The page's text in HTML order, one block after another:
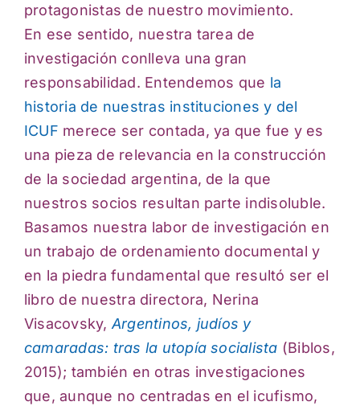
protagonistas de nuestro movimiento.
En ese sentido, nuestra tarea de
investigación conlleva una gran
responsabilidad. Entendemos que la
historia de nuestras instituciones y del
ICUF merece ser contada, ya que fue y es
una pieza de relevancia en la construcción
de la sociedad argentina, de la que
nuestros socios resultan parte indisoluble.
Basamos nuestra labor de investigación en
un trabajo de ordenamiento documental y
en la piedra fundamental que resultó ser el
libro de nuestra directora, Nerina
Visacovsky, Argentinos, judíos y
camaradas: tras la utopía socialista (Biblos,
2015); también en otras investigaciones
que, aunque no centradas en el icufismo,